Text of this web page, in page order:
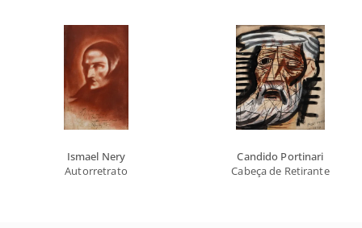
Ismael Nery
Autorretrato
Candido Portinari
Cabeça de Retirante